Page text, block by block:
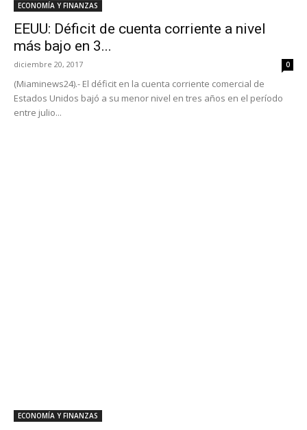
ECONOMÍA Y FINANZAS
EEUU: Déficit de cuenta corriente a nivel
más bajo en 3...
diciembre 20, 2017 0
(Miaminews24).- El déficit en la cuenta corriente comercial de
Estados Unidos bajó a su menor nivel en tres años en el período
entre julio...
ECONOMÍA Y FINANZAS